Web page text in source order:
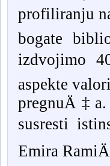
profiliranju
bogate
izdvojimo
aspekte
susresti
Emira